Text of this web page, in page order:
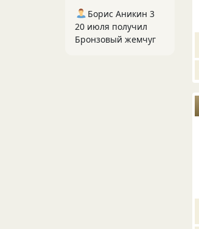
Борис Аникин 3
20 июля получил
Бронзовый жемчуг